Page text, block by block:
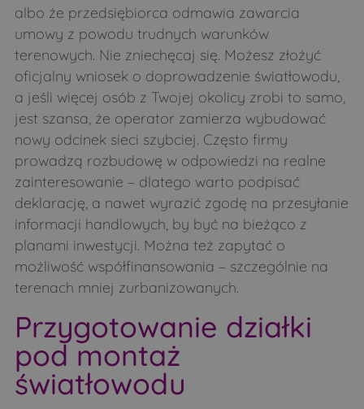
albo że przedsiębiorca odmawia zawarcia
umowy z powodu trudnych warunków
terenowych. Nie zniechęcaj się. Możesz złożyć
oficjalny wniosek o doprowadzenie światłowodu,
a jeśli więcej osób z Twojej okolicy zrobi to samo,
jest szansa, że operator zamierza wybudować
nowy odcinek sieci szybciej. Często firmy
prowadzą rozbudowę w odpowiedzi na realne
zainteresowanie – dlatego warto podpisać
deklarację, a nawet wyrazić zgodę na przesyłanie
informacji handlowych, by być na bieżąco z
planami inwestycji. Można też zapytać o
możliwość współfinansowania – szczególnie na
terenach mniej zurbanizowanych.
Przygotowanie działki
pod montaż
światłowodu